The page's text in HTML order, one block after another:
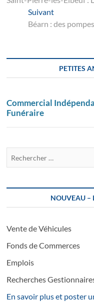
de
l’article
SuivantSuivant
post:
Béarn : des
PETITES
Commercial
Funéraire
NOUVEAU –
Vente de Véhicules
Fonds de Commerces
Emplois
Recherches
En savoir plus et poster